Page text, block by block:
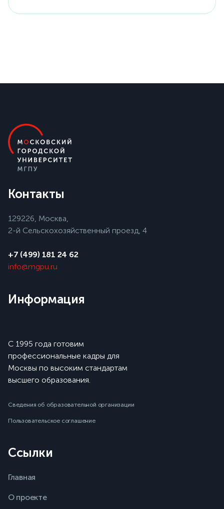
Контакты
129226, Москва,
2-й Сельскохозяйственный проезд, 4
+7 (499) 181 24 62
info@mgpu.ru
Информация
С 1995 года готовим
профессиональные кадры для
Москвы по высоким стандартам
высшего образования.
Сведения об образовательной организации
Пользовательское соглашение
Ссылки
Главная
О проекте